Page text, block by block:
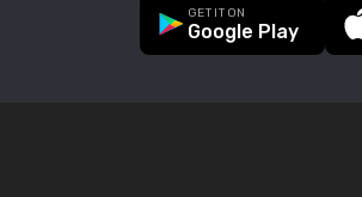
GET IT ON
Google Play